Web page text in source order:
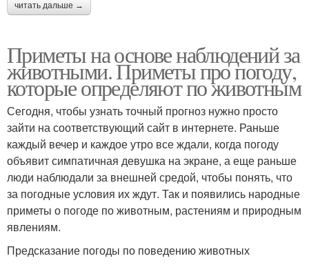
читать дальше →
Приметы на основе наблюдений за
животными. Приметы про погоду,
которые определяют по животным
Сегодня, чтобы узнать точный прогноз нужно просто
зайти на соответствующий сайт в интернете. Раньше
каждый вечер и каждое утро все ждали, когда погоду
объявит симпатичная девушка на экране, а еще раньше
люди наблюдали за внешней средой, чтобы понять, что
за погодные условия их ждут. Так и появились народные
приметы о погоде по животным, растениям и природным
явлениям.
Предсказание погоды по поведению животных